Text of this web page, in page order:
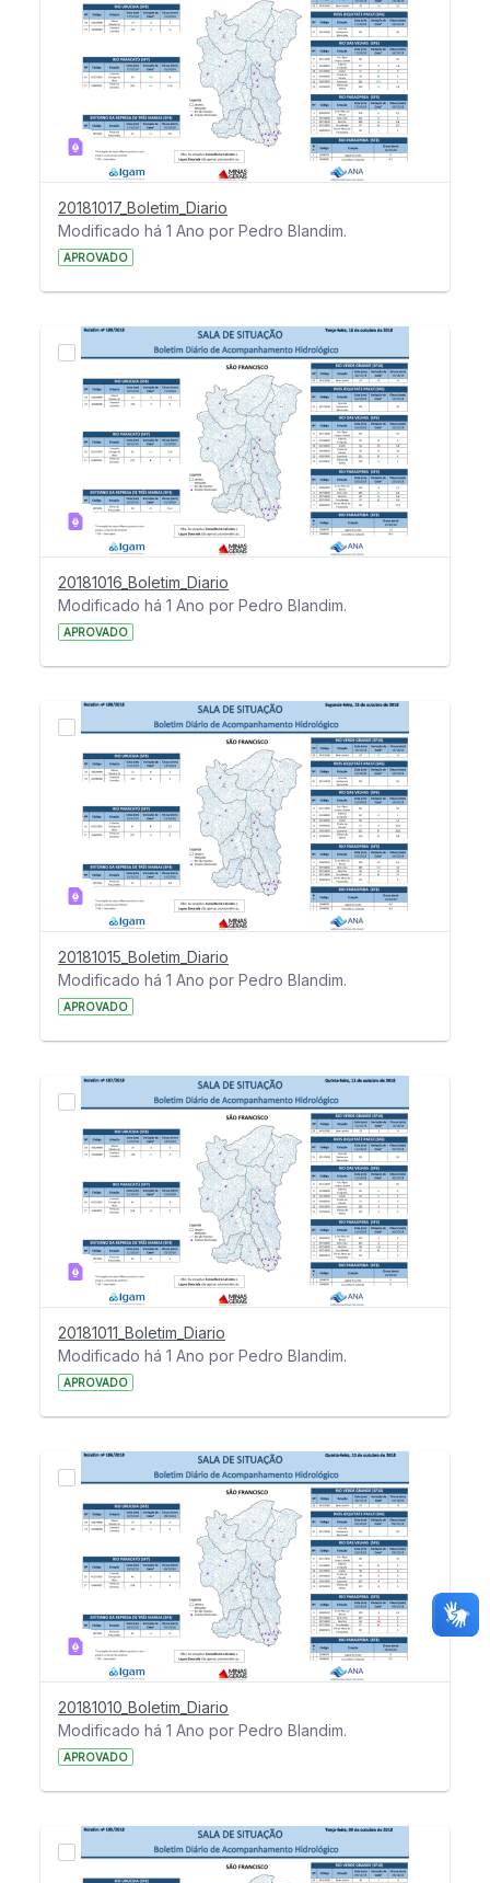
20181017_Boletim_Diario
Modificado há 1 Ano por Pedro Blandim.
APROVADO
20181016_Boletim_Diario
Modificado há 1 Ano por Pedro Blandim.
APROVADO
20181015_Boletim_Diario
Modificado há 1 Ano por Pedro Blandim.
APROVADO
20181011_Boletim_Diario
Modificado há 1 Ano por Pedro Blandim.
APROVADO
20181010_Boletim_Diario
Modificado há 1 Ano por Pedro Blandim.
APROVADO